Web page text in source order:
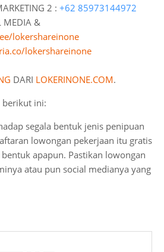
2 : +62 85973144972
MEDIA &
lokershareinone
lokershareinone
DARI LOKERINONE.COM.
berikut ini:
segala bentuk jenis penipuan
lowongan pekerjaan itu gratis
apapun. Pastikan lowongan
atau pun social medianya yang